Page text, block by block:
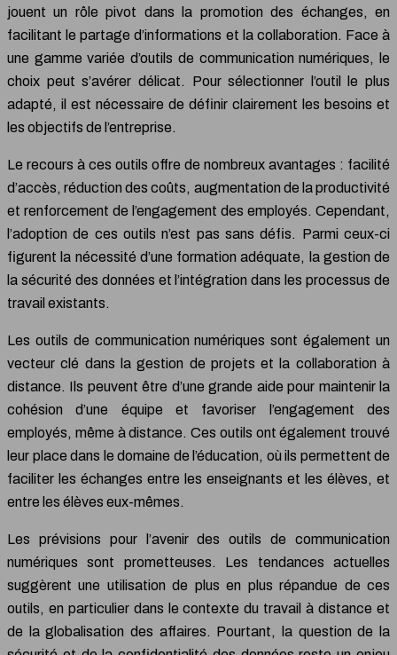
jouent un rôle pivot dans la promotion des échanges, en
facilitant le partage d’informations et la collaboration. Face à
une gamme variée d’outils de communication numériques, le
choix peut s’avérer délicat. Pour sélectionner l’outil le plus
adapté, il est nécessaire de définir clairement les besoins et
les objectifs de l’entreprise.
Le recours à ces outils offre de nombreux avantages : facilité
d’accès, réduction des coûts, augmentation de la productivité
et renforcement de l’engagement des employés. Cependant,
l’adoption de ces outils n’est pas sans défis. Parmi ceux-ci
figurent la nécessité d’une formation adéquate, la gestion de
la sécurité des données et l’intégration dans les processus de
travail existants.
Les outils de communication numériques sont également un
vecteur clé dans la gestion de projets et la collaboration à
distance. Ils peuvent être d’une grande aide pour maintenir la
cohésion d’une équipe et favoriser l’engagement des
employés, même à distance. Ces outils ont également trouvé
leur place dans le domaine de l’éducation, où ils permettent de
faciliter les échanges entre les enseignants et les élèves, et
entre les élèves eux-mêmes.
Les prévisions pour l’avenir des outils de communication
numériques sont prometteuses. Les tendances actuelles
suggèrent une utilisation de plus en plus répandue de ces
outils, en particulier dans le contexte du travail à distance et
de la globalisation des affaires. Pourtant, la question de la